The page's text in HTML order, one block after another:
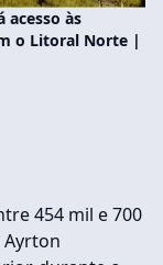
acesso às
o Litoral Norte |
454 mil e 700